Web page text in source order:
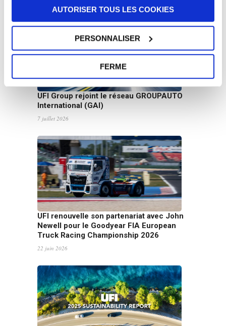
AUTORISER TOUS LES COOKIES
PERSONNALISER
FERME
UFI Group rejoint le réseau GROUPAUTO
International (GAI)
7 juillet 2026
UFI renouvelle son partenariat avec John
Newell pour le Goodyear FIA European
Truck Racing Championship 2026
22 juin 2026